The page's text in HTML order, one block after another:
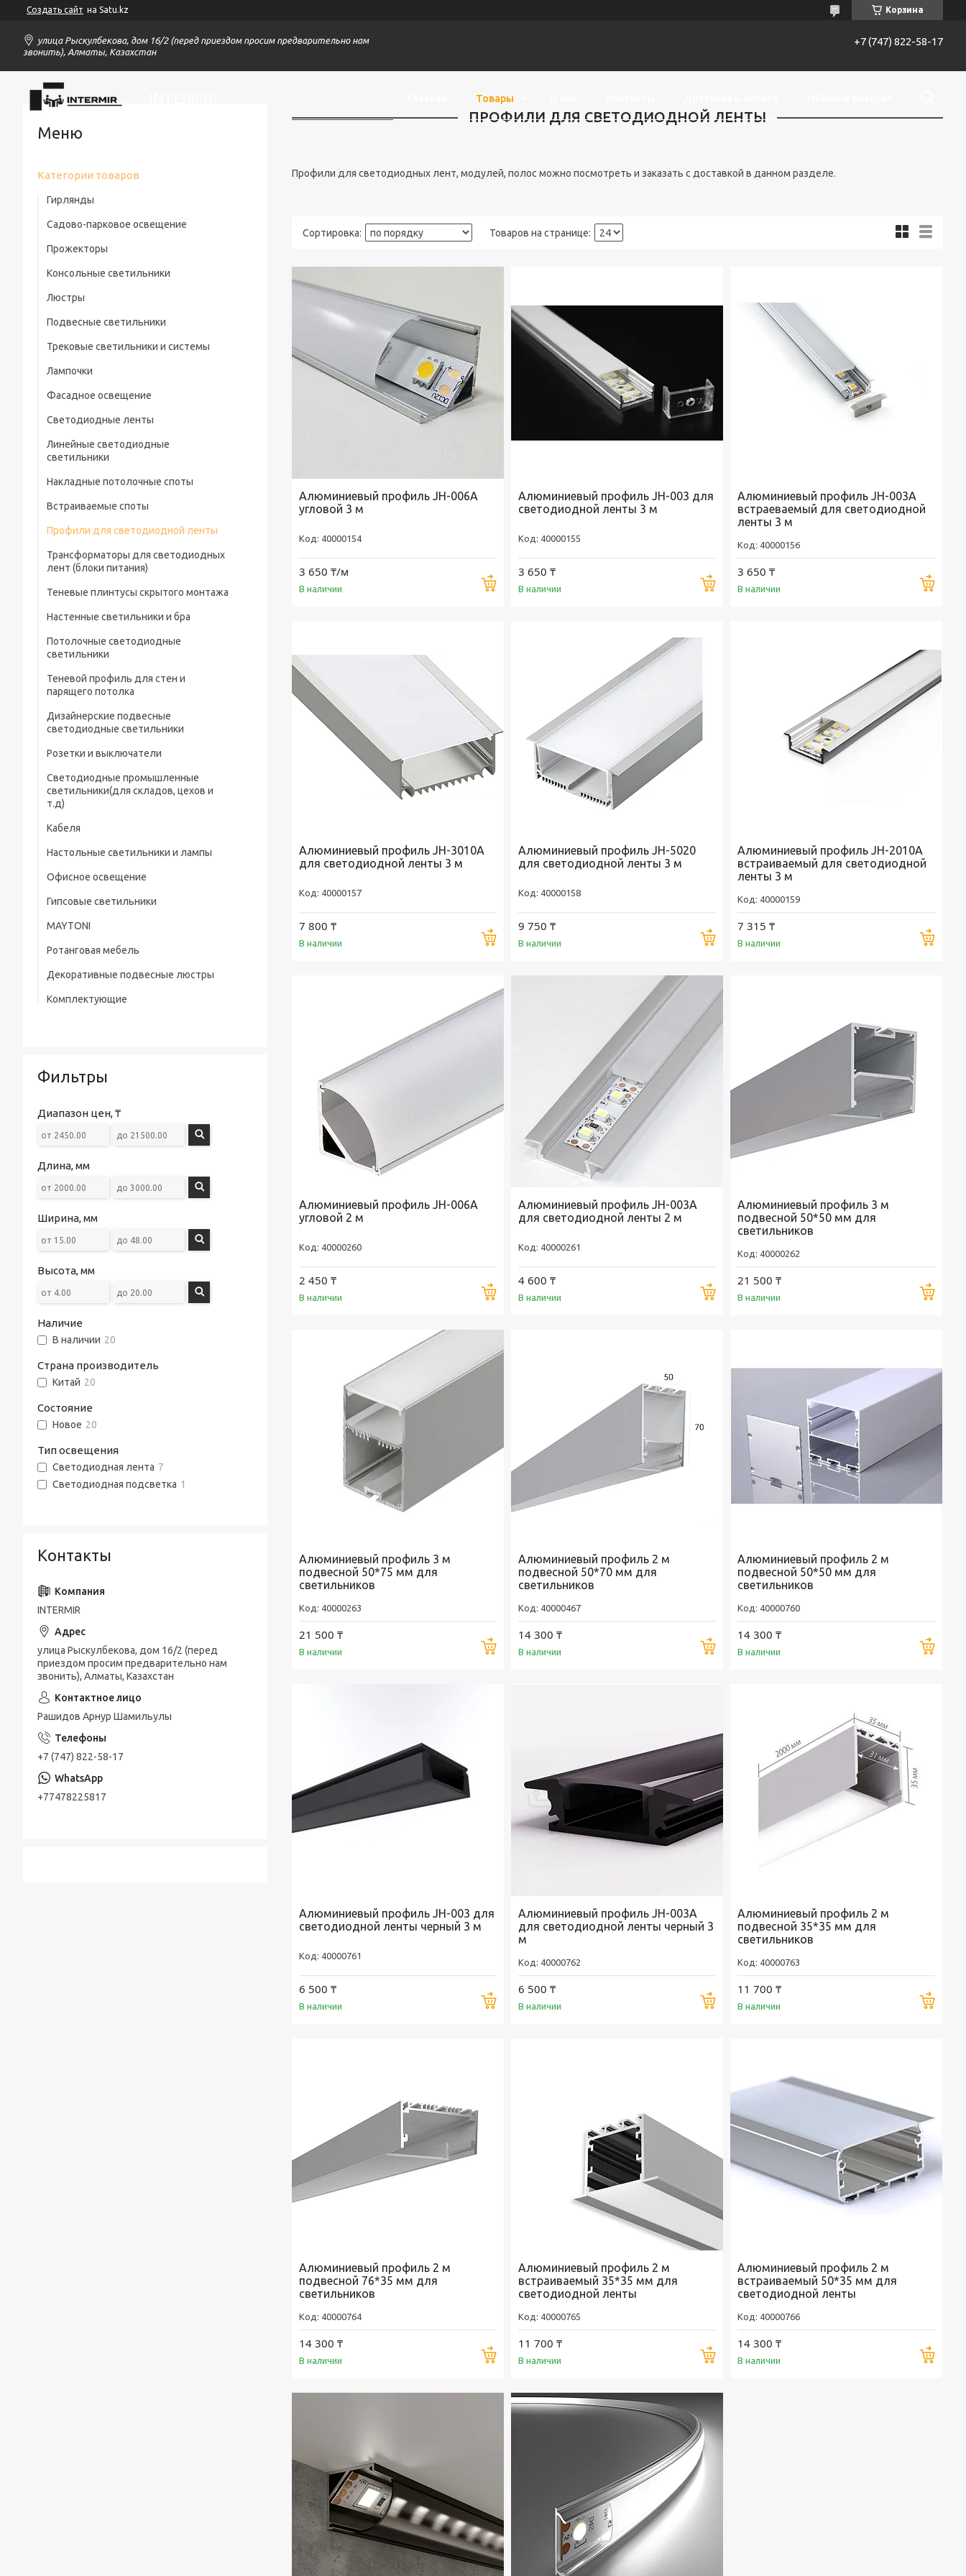
Создать сайт на Satu.kz Корзина
улица Рыскулбекова, дом 16/2 (перед приездом просим предварительно нам
звонить), Алматы, Казахстан
+7 (747) 822-58-17
Товары
ПРОФИЛИ ДЛЯ СВЕТОДИОДНОЙ ЛЕНТЫ
Профили для светодиодных лент, модулей, полос можно посмотреть и заказать с доставкой в данном разделе.
Алюминиевый профиль JH-006A
угловой 3 м
40000154
3 650 ₸/м
В наличии Купить
Алюминиевый профиль JH-003 для
светодиодной ленты 3 м
40000155
3 650 ₸
В наличии Купить
Алюминиевый профиль JH-003A
встраеваемый для светодиодной
ленты 3 м
40000156
3 650 ₸
В наличии
Алюминиевый профиль JH-3010A
для светодиодной ленты 3 м
40000157
7 800 ₸
В наличии Купить
Алюминиевый профиль JH-5020
для светодиодной ленты 3 м
40000158
9 750 ₸
В наличии Купить
Алюминиевый профиль JH-2010A
встраиваемый для светодиодной
ленты 3 м
40000159
7 315 ₸
В наличии
Алюминиевый профиль JH-006A
угловой 2 м
40000260
2 450 ₸
В наличии Купить
Алюминиевый профиль JH-003A
для светодиодной ленты 2 м
40000261
4 600 ₸
В наличии Купить
Алюминиевый профиль 3 м
подвесной 50*50 мм для
светильников
40000262
21 500 ₸
В наличии
Алюминиевый профиль 3 м
подвесной 50*75 мм для
светильников
40000263
21 500 ₸
В наличии Купить
Алюминиевый профиль 2 м
подвесной 50*70 мм для
светильников
40000467
14 300 ₸
В наличии Купить
Алюминиевый профиль 2 м
подвесной 50*50 мм для
светильников
40000760
14 300 ₸
В наличии
Алюминиевый профиль JH-003 для
светодиодной ленты черный 3 м
40000761
6 500 ₸
В наличии Купить
Алюминиевый профиль JH-003A
для светодиодной ленты черный 3
м
40000762
6 500 ₸
В наличии Купить
Алюминиевый профиль 2 м
подвесной 35*35 мм для
светильников
40000763
11 700 ₸
В наличии
Алюминиевый профиль 2 м
подвесной 76*35 мм для
светильников
40000764
14 300 ₸
В наличии Купить
Алюминиевый профиль 2 м
встраиваемый 35*35 мм для
светодиодной ленты
40000765
11 700 ₸
В наличии Купить
Алюминиевый профиль 2 м
встраиваемый 50*35 мм для
светодиодной ленты
40000766
14 300 ₸
В наличии
Категории товаров
Гирлянды
Садово-парковое освещение
Прожекторы
Консольные светильники
Люстры
Подвесные светильники
Трековые светильники и системы
Лампочки
Фасадное освещение
Светодиодные ленты
Линейные светодиодные
светильники
Накладные потолочные споты
Встраиваемые споты
Профили для светодиодной ленты
Трансформаторы для светодиодных
лент (блоки питания)
Теневые плинтусы скрытого монтажа
Настенные светильники и бра
Потолочные светодиодные
светильники
Теневой профиль для стен и
парящего потолка
Дизайнерские подвесные
светодиодные светильники
Розетки и выключатели
Светодиодные промышленные
светильники(для складов, цехов и
т.д)
Кабеля
Настольные светильники и лампы
Офисное освещение
Гипсовые светильники
MAYTONI
Ротанговая мебель
Декоративные подвесные люстры
Комплектующие
Фильтры
Диапазон цен, ₸
Длина, мм
Ширина, мм
Высота, мм
Наличие
В наличии 20
Страна производитель
Китай 20
Состояние
Новое 20
Тип освещения
Светодиодная лента 7
Светодиодная подсветка 1
Контакты
INTERMIR
улица Рыскулбекова, дом 16/2 (перед
приездом просим предварительно нам
звонить), Алматы, Казахстан
Рашидов Арнур Шамильулы
+7 (747) 822-58-17
+77478225817